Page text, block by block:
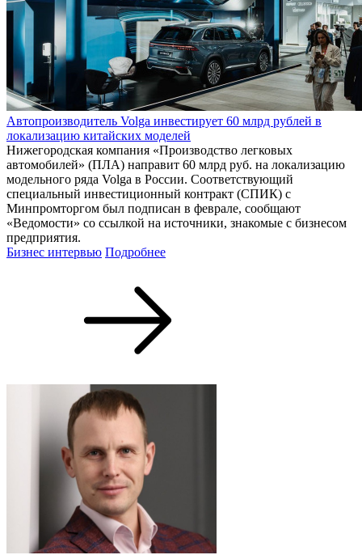
Автопроизводитель Volga инвестирует 60 млрд рублей в
локализацию китайских моделей
Нижегородская компания «Производство легковых
автомобилей» (ПЛА) направит 60 млрд руб. на локализацию
модельного ряда Volga в России. Соответствующий
специальный инвестиционный контракт (СПИК) с
Минпромторгом был подписан в феврале, сообщают
«Ведомости» со ссылкой на источники, знакомые с бизнесом
предприятия.
Бизнес интервью Подробнее